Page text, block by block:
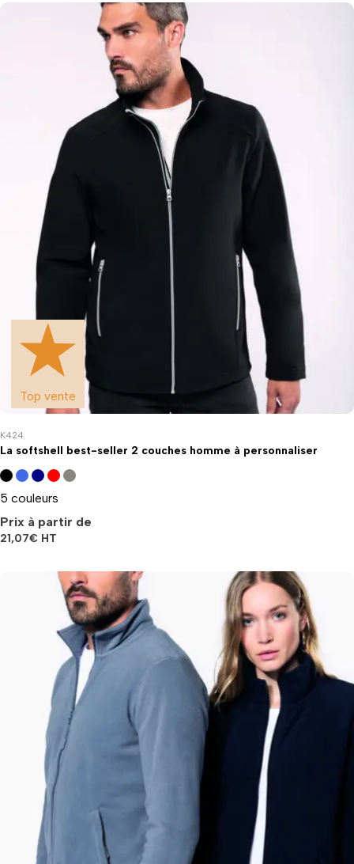
Top vente
K424
La softshell best-seller 2 couches homme à personnaliser
5 couleurs
Prix à partir de
21,07€ HT